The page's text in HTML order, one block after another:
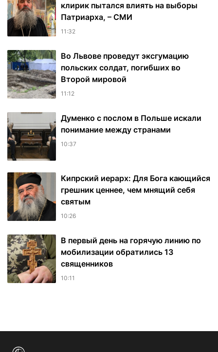
клирик пытался влиять на выборы
Патриарха, – СМИ
11:32
Во Львове проведут эксгумацию
польских солдат, погибших во
Второй мировой
11:12
Думенко с послом в Польше искали
понимание между странами
10:37
Кипрский иерарх: Для Бога кающийся
грешник ценнее, чем мнящий себя
святым
10:26
В первый день на горячую линию по
мобилизации обратились 13
священников
10:11